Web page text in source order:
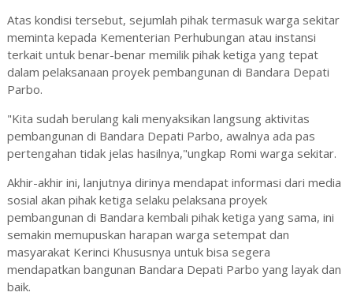
Atas kondisi tersebut, sejumlah pihak termasuk warga sekitar
meminta kepada Kementerian Perhubungan atau instansi
terkait untuk benar-benar memilik pihak ketiga yang tepat
dalam pelaksanaan proyek pembangunan di Bandara Depati
Parbo.
"Kita sudah berulang kali menyaksikan langsung aktivitas
pembangunan di Bandara Depati Parbo, awalnya ada pas
pertengahan tidak jelas hasilnya,"ungkap Romi warga sekitar.
Akhir-akhir ini, lanjutnya dirinya mendapat informasi dari media
sosial akan pihak ketiga selaku pelaksana proyek
pembangunan di Bandara kembali pihak ketiga yang sama, ini
semakin memupuskan harapan warga setempat dan
masyarakat Kerinci Khususnya untuk bisa segera
mendapatkan bangunan Bandara Depati Parbo yang layak dan
baik.